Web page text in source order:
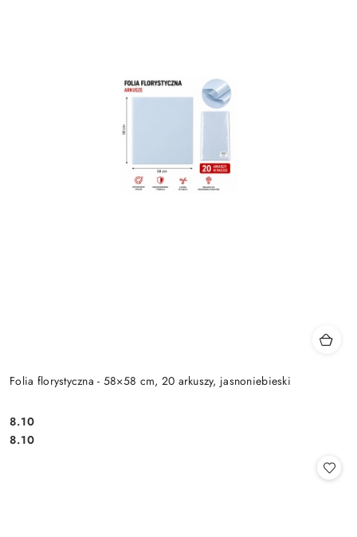
Folia florystyczna - 58×58 cm, 20 arkuszy, jasnoniebieski
Cena:
8.10
Cena:
8.10